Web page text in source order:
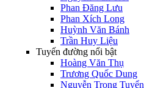
Phan Đăng Lưu
Phan Xích Long
Huỳnh Văn Bánh
Trần Huy Liệu
Tuyến đường nổi bật
Hoàng Văn Thụ
Trương Quốc Dung
Nguyễn Trọng Tuyển